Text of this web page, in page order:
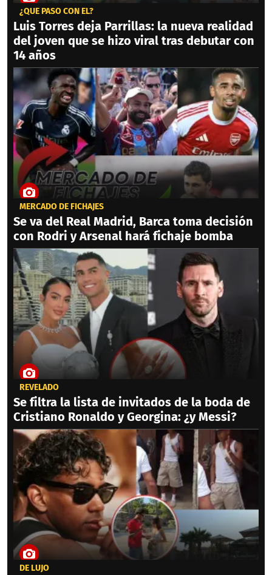
¿QUÉ PASÓ CON ÉL?
Luis Torres deja Parrillas: la nueva realidad
del joven que se hizo viral tras debutar con
14 años
MERCADO DE FICHAJES
Se va del Real Madrid, Barca toma decisión
con Rodri y Arsenal hará fichaje bomba
REVELADO
Se filtra la lista de invitados de la boda de
Cristiano Ronaldo y Georgina: ¿y Messi?
DE LUJO